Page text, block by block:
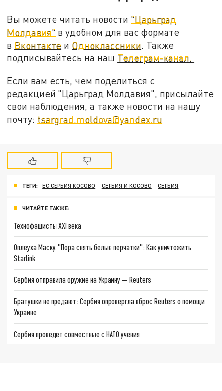
Вы можете читать новости "Царьград
Молдавия" в удобном для вас формате
в Вконтакте и Одноклассники. Также
подписывайтесь на наш Телеграм-канал.
Если вам есть, чем поделиться с
редакцией "Царьград Молдавия", присылайте
свои наблюдения, а также новости на нашу
почту: tsargrad.moldova@yandex.ru
ТЕГИ: ЕС СЕРБИЯ КОСОВО СЕРБИЯ И КОСОВО СЕРБИЯ
ЧИТАЙТЕ ТАКЖЕ:
Технофашисты XXI века
Оплеуха Маску. "Пора снять белые перчатки": Как уничтожить
Starlink
Сербия отправила оружие на Украину — Reuters
Братушки не предают: Сербия опровергла вброс Reuters о помощи
Украине
Сербия проведет совместные с НАТО учения